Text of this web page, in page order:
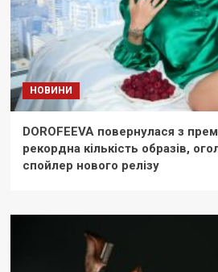
НОВИНИ
DOROFEEVA повернулася з
рекордна кількість образів,
спойлер нового релізу